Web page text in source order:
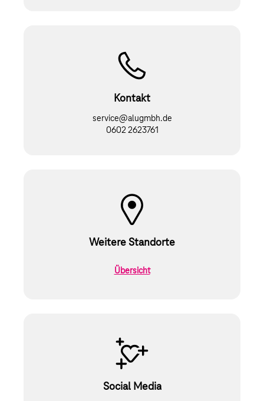
Kontakt
service@alugmbh.de
0602 2623761
Weitere Standorte
Übersicht
Social Media